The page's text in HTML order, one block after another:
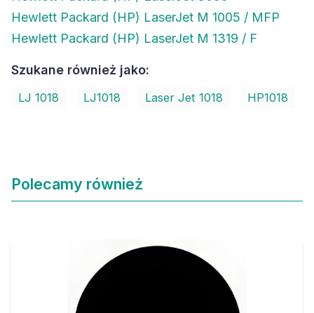
Hewlett Packard (HP) LaserJet M 1005 / MFP
Hewlett Packard (HP) LaserJet M 1319 / F
Szukane również jako:
LJ 1018 LJ1018 Laser Jet 1018 HP1018
Polecamy również